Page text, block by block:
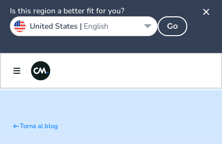
Torna al blog
Is this region a better fit for you?
United States | English Go